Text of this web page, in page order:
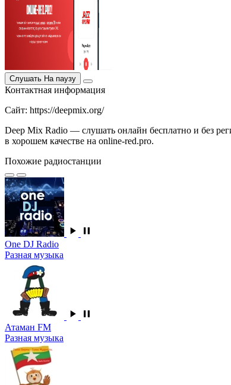
Слушать На паузу
Контактная информация
Сайт: https://deepmix.org/
Deep Mix Radio — слушать онлайн бесплатно и без
в хорошем качестве на online-red.pro.
Похожие радиостанции
One DJ Radio
Разная музыка
Атаман FM
Разная музыка